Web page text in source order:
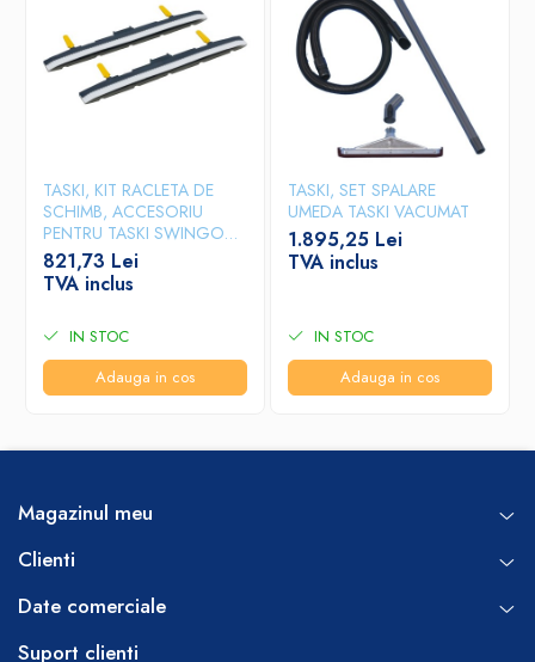
TASKI, KIT RACLETA DE
SCHIMB, ACCESORIU
PENTRU TASKI SWINGO
150
821,73 Lei
TVA inclus
IN STOC
Adauga in cos
TASKI, SET SPALARE
UMEDA TASKI VACUMAT
1.895,25 Lei
TVA inclus
IN STOC
Adauga in cos
Magazinul meu
Clienti
Date comerciale
Suport clienti